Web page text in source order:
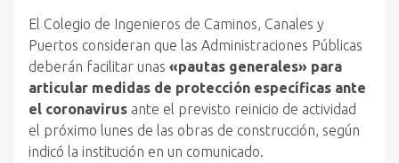
El Colegio de Ingenieros de Caminos, Canales y
Puertos consideran que las Administraciones Públicas
deberán facilitar unas «pautas generales» para
articular medidas de protección específicas ante
el coronavirus ante el previsto reinicio de actividad
el próximo lunes de las obras de construcción, según
indicó la institución en un comunicado.